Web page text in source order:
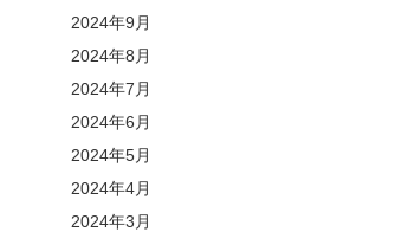
2024年9月
2024年8月
2024年7月
2024年6月
2024年5月
2024年4月
2024年3月